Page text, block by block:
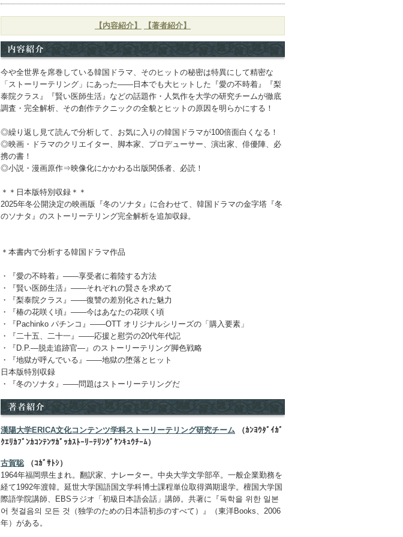
【内容紹介】 【著者紹介】
今や全世界を席巻している韓国ドラマ、そのヒットの秘密は特異にして精密な
「ストーリーテリング」にあった――日本でも大ヒットした『愛の不時着』『梨
泰院クラス』『賢い医師生活』などの話題作・人気作を大学の研究チームが徹底
調査・完全解析、その創作テクニックの全貌とヒットの原因を明らかにする！
◎繰り返し見て読んで分析して、お気に入りの韓国ドラマが100倍面白くなる！
◎映画・ドラマのクリエイター、脚本家、プロデューサー、演出家、俳優陣、必
携の書！
◎小説・漫画原作⇒映像化にかかわる出版関係者、必読！
＊＊日本版特別収録＊＊
2025年冬公開決定の映画版『冬のソナタ』に合わせて、韓国ドラマの金字塔『冬
のソナタ』のストーリーテリング完全解析を追加収録。
＊本書内で分析する韓国ドラマ作品
・『愛の不時着』――享受者に着陸する方法
・『賢い医師生活』――それぞれの賢さを求めて
・『梨泰院クラス』――復讐の差別化された魅力
・『椿の花咲く頃』――今はあなたの花咲く頃
・『Pachinko パチンコ』――OTT オリジナルシリーズの「購入要素」
・『二十五、二十一』――応援と慰労の20代年代記
・『D.P.―脱走追跡官―』のストーリーテリング脚色戦略
・『地獄が呼んでいる』――地獄の堕落とヒット
日本版特別収録
・『冬のソナタ』――問題はストーリーテリングだ
漢陽大学ERICA文化コンテンツ学科ストーリーテリング研究チーム （ｶﾝﾖｳﾀﾞｲｶﾞ
ｸｴﾘｶﾌﾞﾝｶｺﾝﾃﾝﾂｶﾞｯｶｽﾄｰﾘｰﾃﾘﾝｸﾞｹﾝｷｭｳﾁｰﾑ）
古賀聡 （ｺｶﾞｻﾄｼ）
1964年福岡県生まれ。翻訳家、ナレーター。中央大学文学部卒。一般企業勤務を
経て1992年渡韓。延世大学国語国文学科博士課程単位取得満期退学。檀国大学国
際語学院講師、EBSラジオ「初級日本語会話」講師。共著に『독학을 위한 일본
어 첫걸음의 모든 것（独学のための日本語初歩のすべて）』（東洋Books、2006
年）がある。